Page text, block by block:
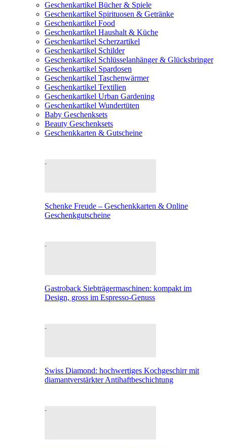
Geschenkartikel Bücher & Spiele
Geschenkartikel Spirituosen & Getränke
Geschenkartikel Food
Geschenkartikel Haushalt & Küche
Geschenkartikel Scherzartikel
Geschenkartikel Schilder
Geschenkartikel Schlüsselanhänger & Glücksbringer
Geschenkartikel Spardosen
Geschenkartikel Taschenwärmer
Geschenkartikel Textilien
Geschenkartikel Urban Gardening
Geschenkartikel Wundertüten
Baby Geschenksets
Beauty Geschenksets
Geschenkkarten & Gutscheine
Schenke Freude – Geschenkkarten & Online
Geschenkgutscheine
Gastroback Siebträgermaschinen: kompakt im
Design, gross im Espresso-Genuss
Swiss Diamond: hochwertiges Kochgeschirr mit
diamantverstärkter Antihaftbeschichtung